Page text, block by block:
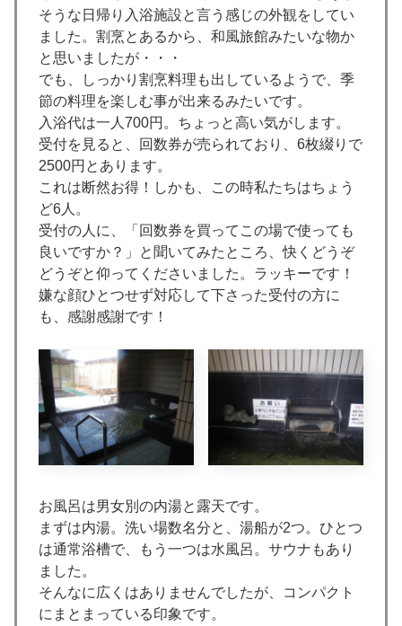
そうな日帰り入浴施設と言う感じの外観をしてい
ました。割烹とあるから、和風旅館みたいな物か
と思いましたが・・・
でも、しっかり割烹料理も出しているようで、季
節の料理を楽しむ事が出来るみたいです。
入浴代は一人700円。ちょっと高い気がします。
受付を見ると、回数券が売られており、6枚綴りで
2500円とあります。
これは断然お得！しかも、この時私たちはちょう
ど6人。
受付の人に、「回数券を買ってこの場で使っても
良いですか？」と聞いてみたところ、快くどうぞ
どうぞと仰ってくださいました。ラッキーです！
嫌な顔ひとつせず対応して下さった受付の方に
も、感謝感謝です！
お風呂は男女別の内湯と露天です。
まずは内湯。洗い場数名分と、湯船が2つ。ひとつ
は通常浴槽で、もう一つは水風呂。サウナもあり
ました。
そんなに広くはありませんでしたが、コンパクト
にまとまっている印象です。